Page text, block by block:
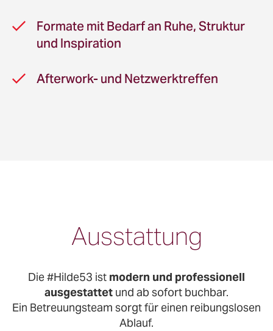
Formate mit Bedarf an Ruhe, Struktur
und Inspiration
Afterwork- und Netzwerktreffen
Ausstattung
Die #Hilde53 ist modern und professionell
ausgestattet und ab sofort buchbar.
Ein Betreuungsteam sorgt für einen reibungslosen
Ablauf.